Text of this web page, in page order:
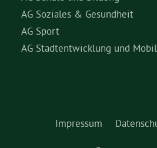
AG Soziales & Gesundheit
AG Sport
AG Stadtentwicklung und
Impressum